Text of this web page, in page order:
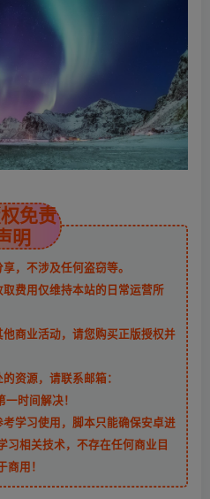
免责
明
，不涉及任何盗窃等。
费用仅维持本站的日常运营所
商业活动，请您购买正版授权并
资源，请联系邮箱：
时间解决！
学习使用，脚本只能确保安卓进
习相关技术，不存在任何商业目
用！